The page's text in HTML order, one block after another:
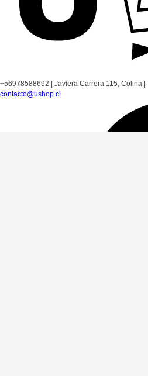
+56978588692 Javiera Carrera 115, Colina
contacto@ushop.cl